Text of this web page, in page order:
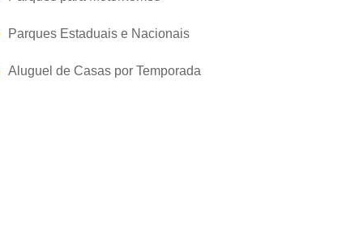
Parques Estaduais e Nacionais
Aluguel de Casas por Temporada